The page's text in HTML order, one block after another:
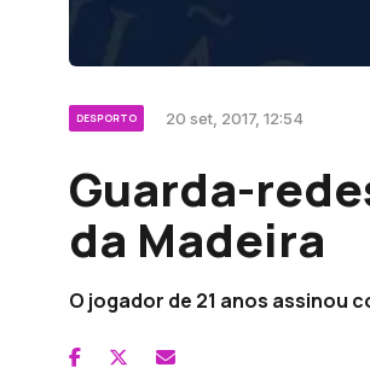
DESPORTO 20 set, 2017, 12:54
Guarda-
da Madeira
O jogador de 21 anos assinou